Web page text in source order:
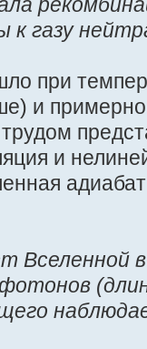
к газу
при
и
и
Вселенной